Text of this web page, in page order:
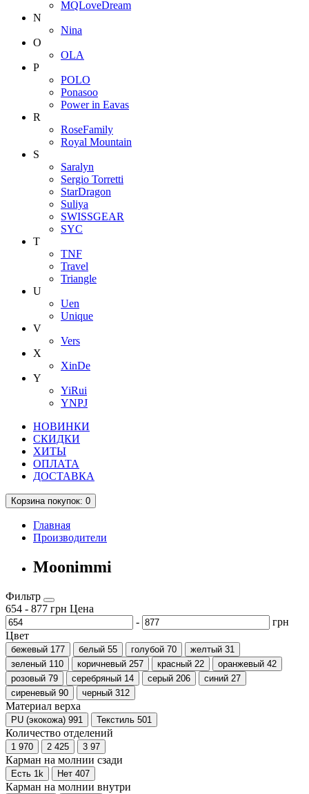
MQLoveDream
N
Nina
O
OLA
P
POLO
Ponasoo
Power in Eavas
R
RoseFamily
Royal Mountain
S
Saralyn
Sergio Torretti
StarDragon
Suliya
SWISSGEAR
SYC
T
TNF
Travel
Triangle
U
Uen
Unique
V
Vers
X
XinDe
Y
YiRui
YNPJ
НОВИНКИ
СКИДКИ
ХИТЫ
ОПЛАТА
ДОСТАВКА
Корзинапокупок: 0
Главная
Производители
Moonimmi
Фильтр
654 - 877 грн Цена
-
грн
Цвет
бежевый 177 белый 55 голубой 70 желтый 31
зеленый 110 коричневый 257 красный 22 оранжевый 42
розовый 79 серебряный 14 серый 206 синий 27
сиреневый 90 черный 312
Материал верха
PU (экокожа) 991 Текстиль 501
Количество отделений
1 970 2 425 3 97
Карман на молнии сзади
Есть 1k Нет 407
Карман на молнии внутри